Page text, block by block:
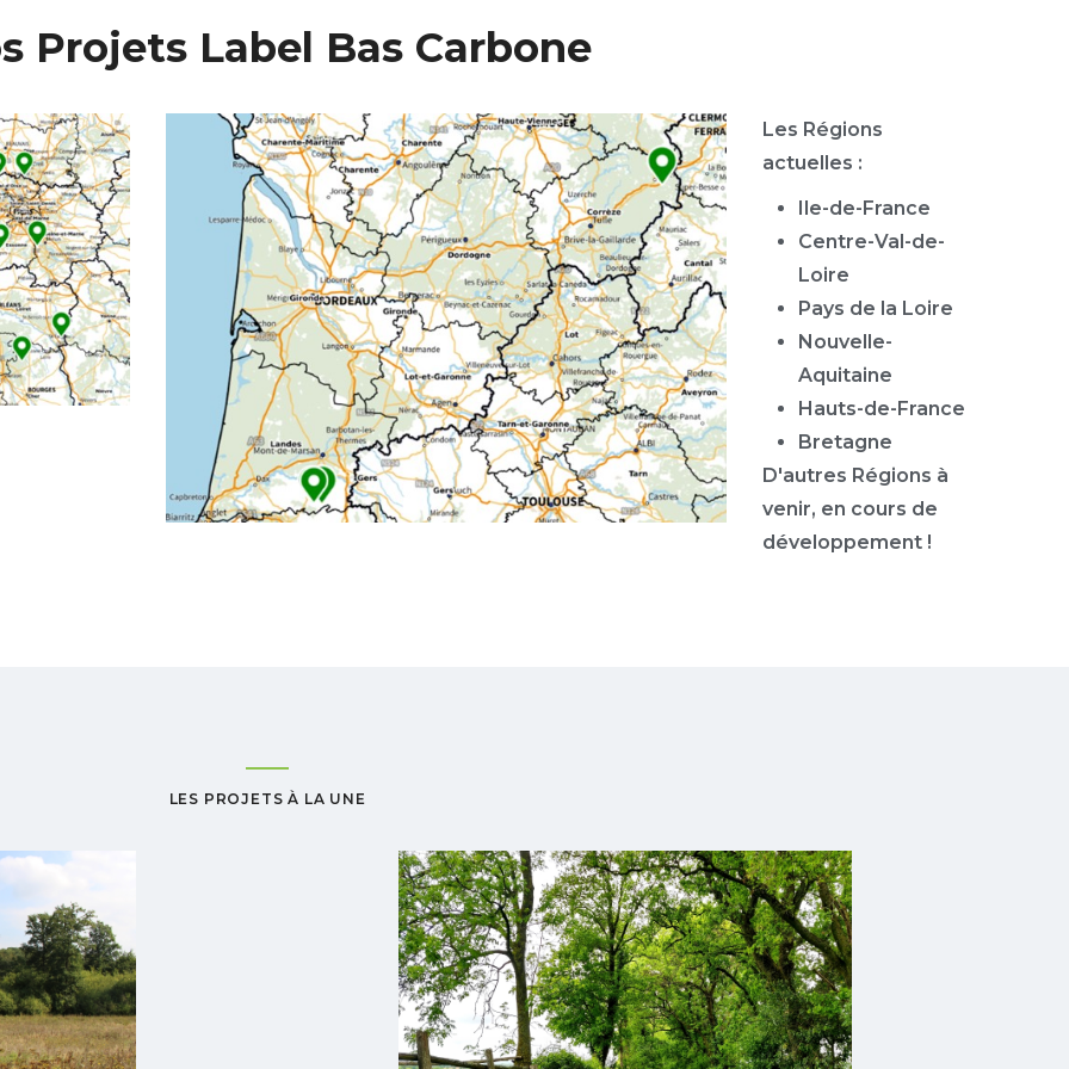
Projets Label Bas Carbone
Les Régions
actuelles :
Ile-de-France
Centre-Val-de-
Loire
Pays de la Loire
Nouvelle-
Aquitaine
Hauts-de-France
Bretagne
D'autres Régions à
venir, en cours de
développement !
LES PROJETS À LA UNE